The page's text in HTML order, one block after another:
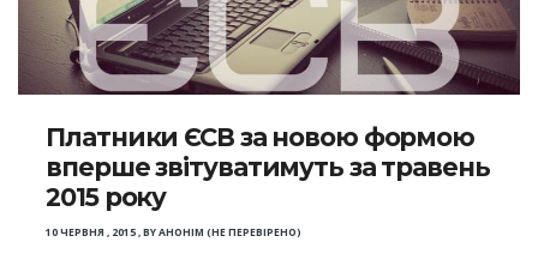
Платники ЄСВ за новою формою
вперше звітуватимуть за травень
2015 року
10 ЧЕРВНЯ , 2015,BYАНОНІМ (НЕ ПЕРЕВІРЕНО)